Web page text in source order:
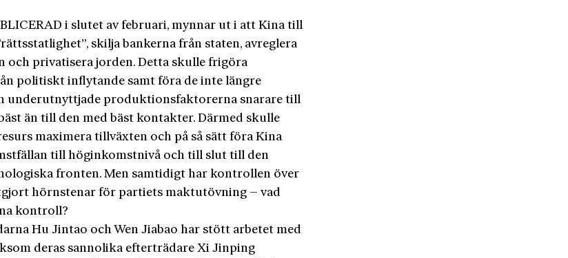
i slutet av februari, mynnar ut i att Kina till
skilja bankerna från staten, avreglera
och privatisera jorden. Detta skulle frigöra
politiskt inflytande samt föra de inte längre
underutnyttjade produktionsfaktorerna snarare till
än till den med bäst kontakter. Därmed skulle
maximera tillväxten och på så sätt föra Kina
till höginkomstnivå och till slut till den
fronten. Men samtidigt har kontrollen över
hörnstenar för partiets maktutövning – vad
kontroll?
Hu Jintao och Wen Jiabao har stött arbetet med
deras sannolika efterträdare Xi Jinping